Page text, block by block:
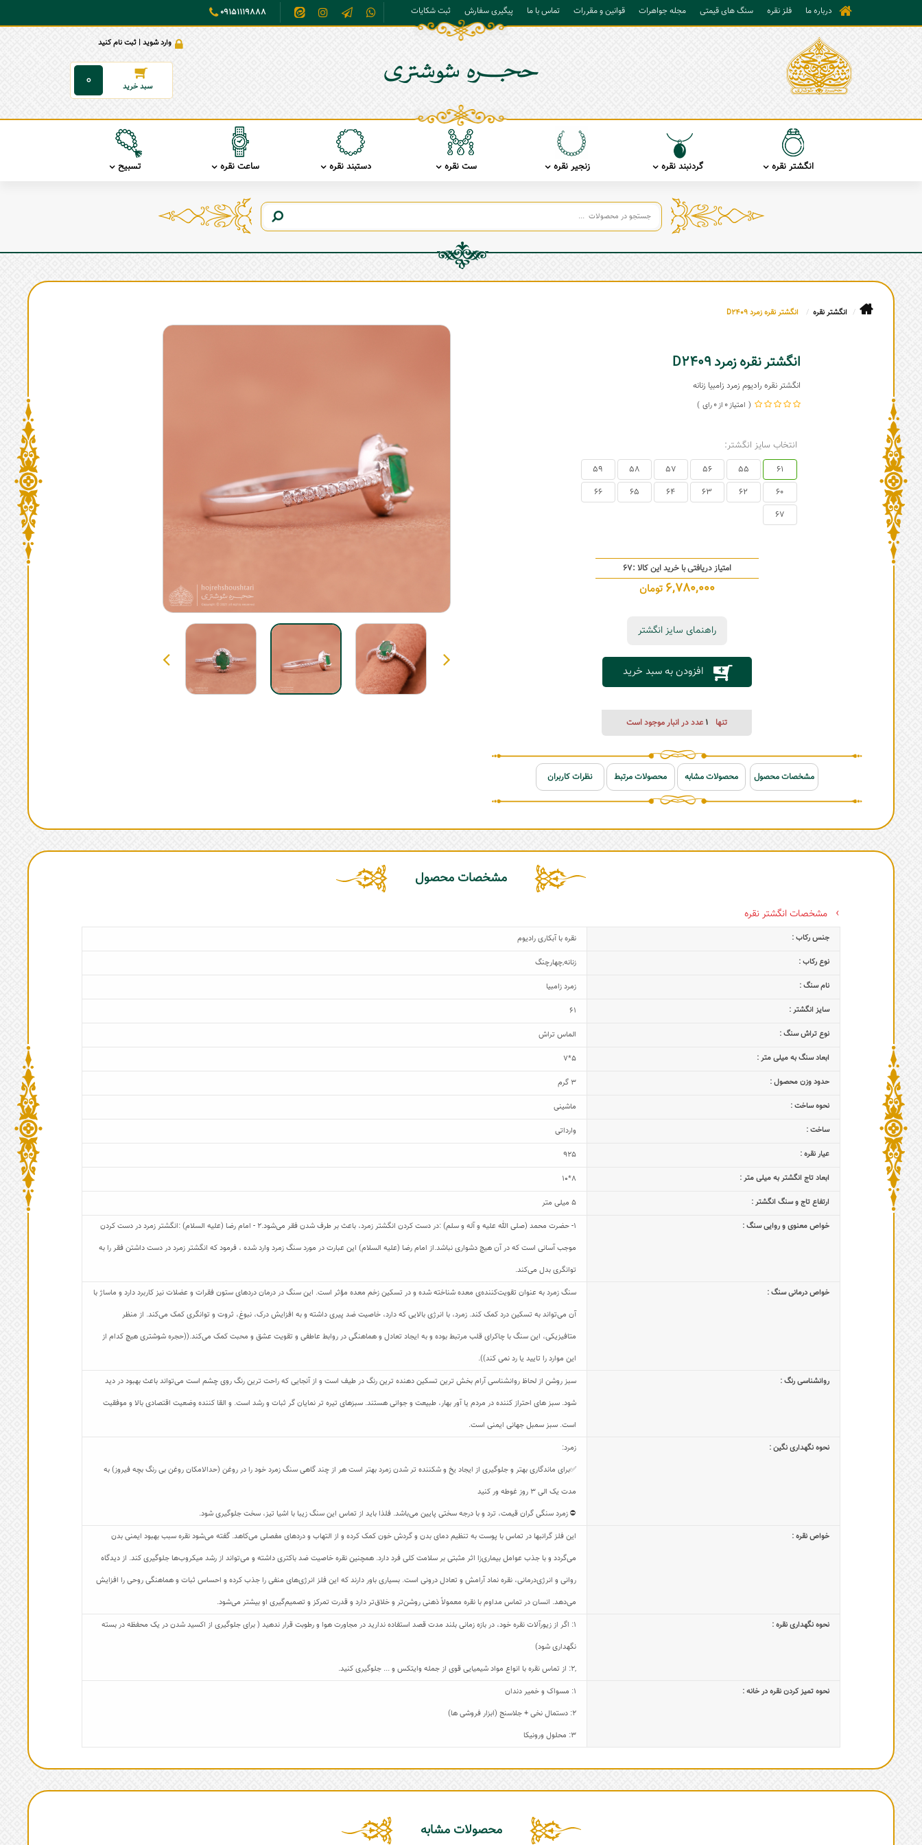
درباره ما فلز نقره سنگ های قیمتی مجله جواهرات قوانین و مقررات تماس با ما پیگیری سفارش ثبت شکایات 09151119888
وارد شوید | ثبت نام کنید
0
انگشتر نقره گردنبند نقره زنجیر نقره ست نقره دستبند نقره ساعت نقره تسبیح
انگشتر نقره انگشتر نقره زمرد D2409
انگشتر نقره زمرد D2409
انگشتر نقره رادیوم زمرد زامبیا زنانه
0
0
انتخاب سایز انگشتر:
61
55
56
57
58
59
60
62
63
64
65
66
67
امتیاز دریافتی با خرید این کالا :67
6,780,000 تومان
راهنمای سایز انگشتر
افزودن به سبد خرید
تنها 1 عدد در انبار موجود است
مشخصات محصول محصولات مشابه محصولات مرتبط نظرات کاربران
مشخصات محصول
مشخصات انگشتر نقره
جنس رکاب :
نقره با آبکاری رادیوم
نوع رکاب :
زنانه,چهارچنگ
نام سنگ :
زمرد زامبیا
سایز انگشتر :
61
نوع تراش سنگ :
الماس تراش
ابعاد سنگ به میلی متر :
5*7
حدود وزن محصول :
3 گرم
نحوه ساخت :
ماشینی
ساخت :
وارداتی
عیار نقره :
925
ابعاد تاج‌ انگشتر به میلی متر :
8*10
ارتفاع تاج و سنگ انگشتر :
5 میلی متر
خواص معنوی و روایی سنگ :
1- حضرت محمد (صلی الله علیه و آله و سلم) :در دست کردن انگشتر زمرد، باعث بر طرف شدن فقر می‌شود.2 - امام رضا (علیه السلام) :انگشتر زمرد در دست کردن
موجب آسانی است که در آن هیچ دشواری نباشد.از امام رضا (علیه السلام) این عبارت در مورد سنگ زمرد وارد شده ، فرمود که انگشتر زمرد در دست داشتن فقر را به
توانگری بدل می‌کند.
خواص درمانی سنگ :
سنگ زمرد به عنوان تقویت‌کننده‌ی معده شناخته شده و در تسکین زخم معده مؤثر است. این سنگ در درمان دردهای ستون فقرات و عضلات نیز کاربرد دارد و ماساژ با
آن می‌تواند به تسکین درد کمک کند. زمرد، با انرژی بالایی که دارد، خاصیت ضد پیری داشته و به افزایش درک، نبوغ، ثروت و توانگری کمک می‌کند. از منظر
متافیزیکی، این سنگ با چاکرای قلب مرتبط بوده و به ایجاد تعادل و هماهنگی در روابط عاطفی و تقویت عشق و محبت کمک می‌کند.((حجره شوشتری هیچ کدام از
این موارد را تایید یا رد نمی کند)).
روانشناسی رنگ :
سبز روشن از لحاظ روانشناسی آرام بخش ترین تسکین دهنده ترین رنگ در طیف است و از آنجایی که راحت ترین رنگ روی چشم است می‌تواند باعث بهبود در دید
شود. سبز های احتراز کننده در مردم یا آور بهار، طبیعت و جوانی هستند. سبزهای تیره تر نمایان گر ثبات و رشد است. و القا کننده وضعیت اقتصادی بالا و موفقیت
است. سبز سمبل جهانی ایمنی است.
نحوه نگهداری نگین :
زمرد:
✅برای ماندگاری بهتر و جلوگیری از ایجاد یخ و شکننده تر شدن زمرد بهتر است هر از چند گاهی سنگ زمرد خود را در روغن (حدالامکان روغن بی رنگ بچه فیروز) به
مدت یک الی 3 روز غوطه ور کنید
⛔ زمرد سنگی گران قیمت، ترد و با درجه سختی پایین می‌باشد. فلذا باید از تماس این سنگ زیبا با اشیا تیز، سخت جلوگیری شود.
خواص نقره :
این فلز گرانبها در تماس با پوست به تنظیم دمای بدن و گردش خون کمک کرده و از التهاب و دردهای مفصلی می‌کاهد. گفته می‌شود نقره سبب بهبود ایمنی بدن
می‌گردد و با جذب عوامل بیماری‌زا اثر مثبتی بر سلامت کلی فرد دارد. همچنین نقره خاصیت ضد باکتری داشته و می‌تواند از رشد میکروب‌ها جلوگیری کند. از دیدگاه
روانی و انرژی‌درمانی، نقره نماد آرامش و تعادل درونی است. بسیاری باور دارند که این فلز انرژی‌های منفی را جذب کرده و احساس ثبات و هماهنگی روحی را افزایش
می‌دهد. انسان در تماس مداوم با نقره معمولاً ذهنی روشن‌تر و خلاق‌تر دارد و قدرت تمرکز و تصمیم‌گیری او بیشتر می‌شود.
نحوه نگهداری نقره :
1: اگر از زیورآلات نقره خود، در بازه زمانی بلند مدت قصد استفاده ندارید در مجاورت هوا و رطوبت قرار ندهید ( برای جلوگیری از اکسید شدن در یک محفظه در بسته
نگهداری شود)
,2: از تماس نقره با انواع مواد شیمیایی قوی از جمله وایتکس و ... جلوگیری کنید.
نحوه تمیز کردن نقره در خانه :
1: مسواک و خمیر دندان
2: دستمال نخی + جلاسنج (ابزار فروشی ها)
3: محلول ورونیکا
محصولات مشابه